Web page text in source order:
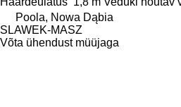
Poola, Nowa Dąbia
SLAWEK-MASZ
Võta ühendust müüjaga